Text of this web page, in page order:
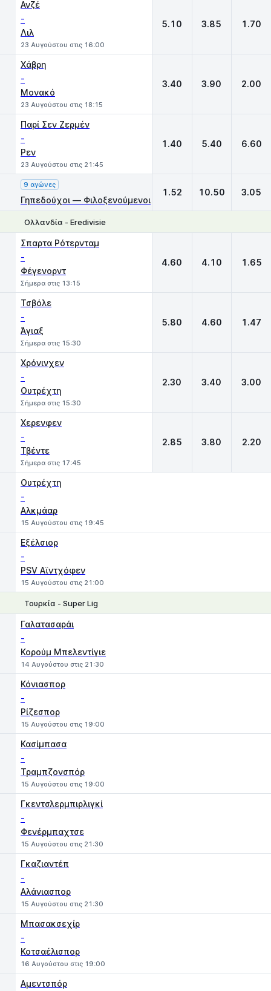
Ανζέ
-
Λιλ
23 Αυγούστου στις 16:00
5.10 3.85 1.70
Χάβρη
-
Μονακό
23 Αυγούστου στις 18:15
3.40 3.90 2.00
Παρί Σεν Ζερμέν
-
Ρεν
23 Αυγούστου στις 21:45
1.40 5.40 6.60
9 αγώνες
Γηπεδούχοι — Φιλοξενούμενοι
1.52 10.50 3.05
Ολλανδία - Eredivisie
Σπαρτα Ρότερνταμ
-
Φέγενορντ
Σήμερα στις 13:15
4.60 4.10 1.65
Τσβόλε
-
Άγιαξ
Σήμερα στις 15:30
5.80 4.60 1.47
Χρόνινχεν
-
Ουτρέχτη
Σήμερα στις 15:30
2.30 3.40 3.00
Χερενφεν
-
Τβέντε
Σήμερα στις 17:45
2.85 3.80 2.20
Ουτρέχτη
-
Αλκμάαρ
15 Αυγούστου στις 19:45
Εξέλσιορ
-
PSV Αϊντχόφεν
15 Αυγούστου στις 21:00
Τουρκία - Super Lig
Γαλατασαράι
-
Κορούμ Μπελεντίγιε
14 Αυγούστου στις 21:30
Κόνιασπορ
-
Ρίζεσπορ
15 Αυγούστου στις 19:00
Κασίμπασα
-
Τραμπζονσπόρ
15 Αυγούστου στις 19:00
Γκεντσλερμπιρλιγκί
-
Φενέρμπαχτσε
15 Αυγούστου στις 21:30
Γκαζιαντέπ
-
Αλάνιασπορ
15 Αυγούστου στις 21:30
Μπασακσεχίρ
-
Κοτσαέλισπορ
16 Αυγούστου στις 19:00
Αμεντσπόρ